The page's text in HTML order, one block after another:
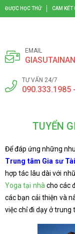
ĐƯỢC HỌC THỬ CAM KẾT
EMAIL
TƯ VẤN 24/7
090.333.1985
TUYỂN
Để đáp ứng những
Trung tâm Gia sư
hợp tác lâu dài với
Yoga tại nhà cho các
các bạn cải thiện và
việc chỉ đi dạy ở trung